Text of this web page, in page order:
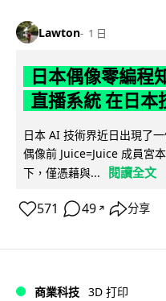
Lawton 1 日
日本偶像零編程
直播系統 在日本
日本 AI 技術界近日出現了
偶像前 Juice=Juice 成員宮
下，僅憑藉與...
閱讀全文
571 49 ↗ 分享
商業科技 3D 打印